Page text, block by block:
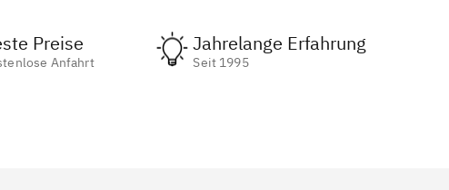
Preise
Anfahrt
Jahrelange Erfahrung
Seit 1995